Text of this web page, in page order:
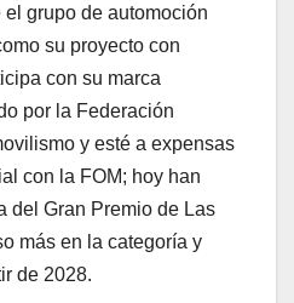
grupo de automoción
su proyecto con
con su marca
por la Federación
y esté a expensas
con la FOM; hoy han
del Gran Premio de Las
más en la categoría y
de 2028.